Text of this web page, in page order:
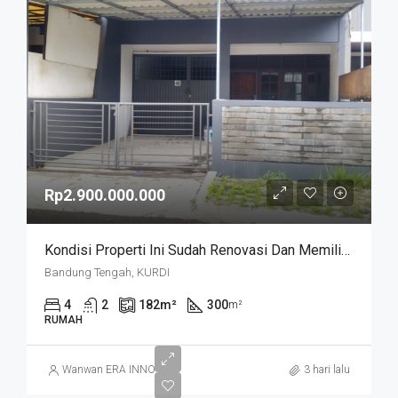
Rp2.900.000.000
Kondisi Properti Ini Sudah Renovasi Dan Memiliki Desain Scandinavian Yang Menambah Daya Tarik Dan Estetika Properti Ini. Rumah Ini Berada Di Area Perumahan/komplek. Kurdi Timur
Bandung Tengah, KURDI
4 2 182m² 300m²
RUMAH
Wanwan ERA INNO 3 hari lalu